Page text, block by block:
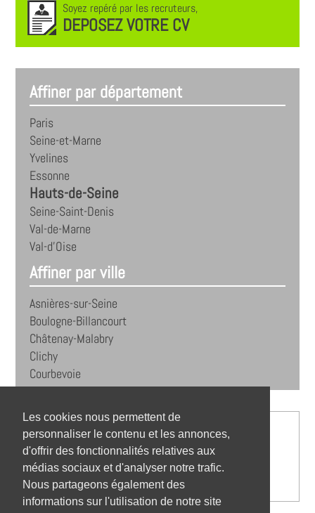
Les cookies nous permettent de
personnaliser le contenu et les annonces,
d'offrir des fonctionnalités relatives aux
médias sociaux et d'analyser notre trafic.
Nous partageons également des
informations sur l'utilisation de notre site
Soyez repéré par les recruteurs,
DEPOSEZ VOTRE CV
Affiner par département
Paris
Seine-et-Marne
Yvelines
Essonne
Hauts-de-Seine
Seine-Saint-Denis
Val-de-Marne
Val-d'Oise
Affiner par ville
Asnières-sur-Seine
Boulogne-Billancourt
Châtenay-Malabry
Clichy
Courbevoie